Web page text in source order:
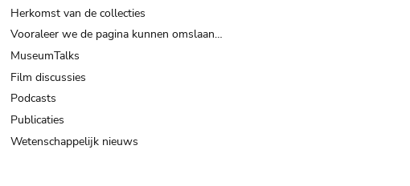
Herkomst van de collecties
Vooraleer we de pagina kunnen omslaan…
MuseumTalks
Film discussies
Podcasts
Publicaties
Wetenschappelijk nieuws